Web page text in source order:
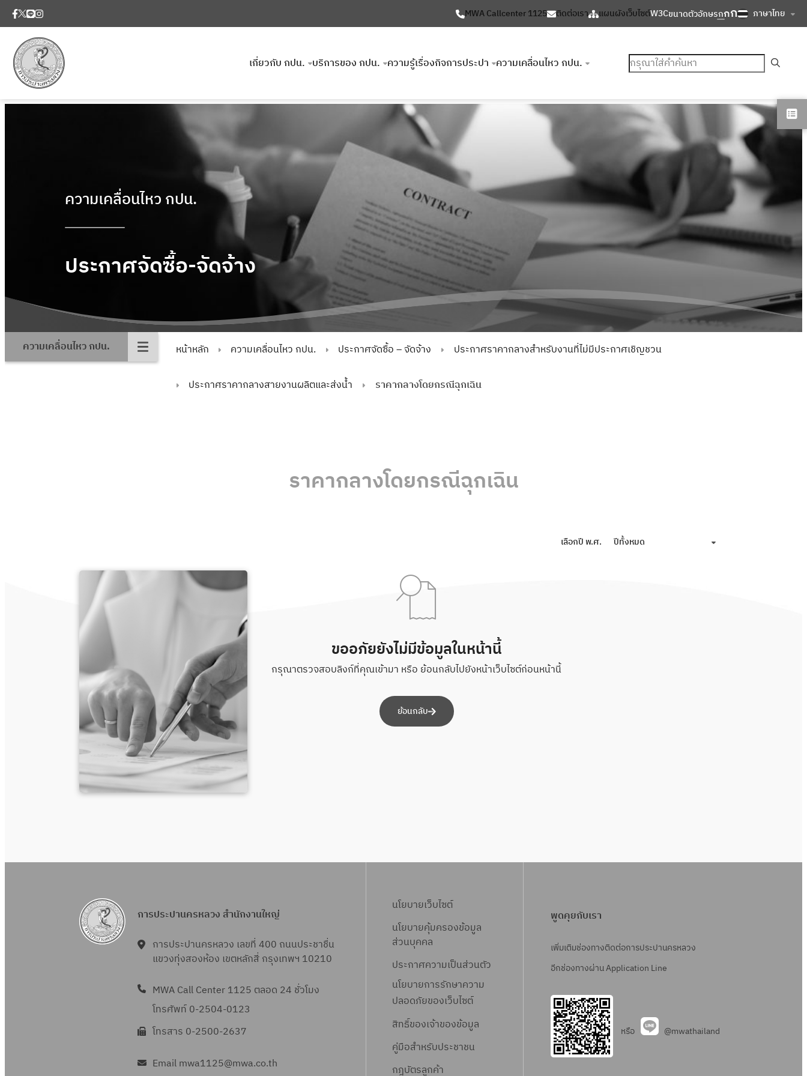
MWA Callcenter 1125 ติดต่อเรา แผนผังเว็บไซต์W3Cขนาดตัวอักษรกกก ภาษาไทย
เกี่ยวกับ กปน. บริการของ กปน. ความรู้เรื่องกิจการประปา ความเคลื่อนไหว กปน. ค้นหา
ความเคลื่อนไหว กปน.
ประกาศจัดซื้อ-จัดจ้าง
ความเคลื่อนไหว กปน. หน้าหลัก ความเคลื่อนไหว กปน. ประกาศจัดซื้อ – จัดจ้าง ประกาศราคากลางสำหรับงานที่ไม่มีประกาศเชิญชวน
ประกาศราคากลางสายงานผลิตและส่งน้ำ ราคากลางโดยกรณีฉุกเฉิน
ราคากลางโดยกรณีฉุกเฉิน
เลือกปี พ.ศ. ปีทั้งหมด
ขออภัยยังไม่มีข้อมูลในหน้านี้
กรุณาตรวจสอบลิงก์ที่คุณเข้ามา หรือ ย้อนกลับไปยังหน้าเว็บไซต์ก่อนหน้านี้
ย้อนกลับ
การประปานครหลวง สำนักงานใหญ่
การประปานครหลวง เลขที่ 400 ถนนประชาชื่น
แขวงทุ่งสองห้อง เขตหลักสี่ กรุงเทพฯ 10210
MWA Call Center 1125 ตลอด 24 ชั่วโมง
โทรศัพท์ 0-2504-0123
โทรสาร 0-2500-2637
Email mwa1125@mwa.co.th
นโยบายเว็บไซต์
นโยบายคุ้มครองข้อมูล
ส่วนบุคคล
ประกาศความเป็นส่วนตัว
นโยบายการรักษาความ
ปลอดภัยของเว็บไซต์
สิทธิ์ของเจ้าของข้อมูล
คู่มือสำหรับประชาชน
กฎบัตรลูกค้า
พูดคุยกับเรา
เพิ่มเติมช่องทางติดต่อการประปานครหลวง
อีกช่องทางผ่าน Application Line
หรือ @mwathailand